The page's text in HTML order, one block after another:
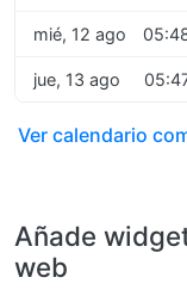
mié, 12 ago
jue, 13 ago
Ver calendario
Añade
web